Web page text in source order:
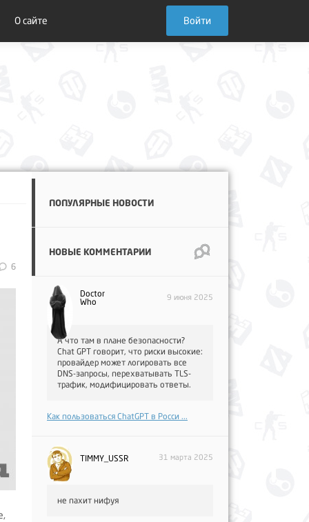
О сайте Войти
6
ПОПУЛЯРНЫЕ НОВОСТИ
НОВЫЕ КОММЕНТАРИИ
Doctor
Who
9 июня 2025
А что там в плане безопасности?
Chat GPT говорит, что риски высокие:
провайдер может логировать все
DNS-запросы, перехватывать TLS-
трафик, модифицировать ответы.
Как пользоваться ChatGPT в Росси ...
TIMMY_USSR 31 марта 2025
не пахит нифуя